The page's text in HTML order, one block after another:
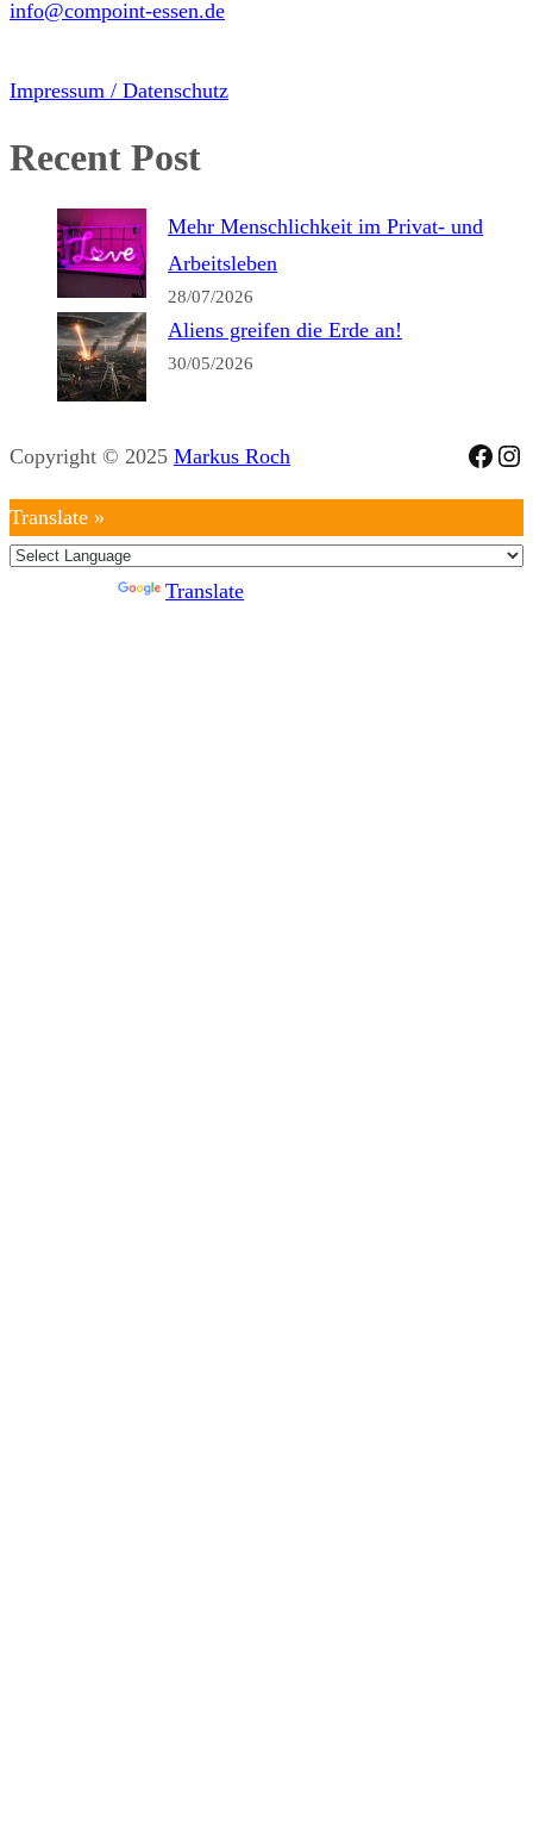
info@compoint-essen.de
Impressum / Datenschutz
Recent Post
Mehr Menschlichkeit im Privat- und
Arbeitsleben
28/07/2026
Aliens greifen die Erde an!
30/05/2026
Copyright © 2025 Markus Roch
Translate »
Translate